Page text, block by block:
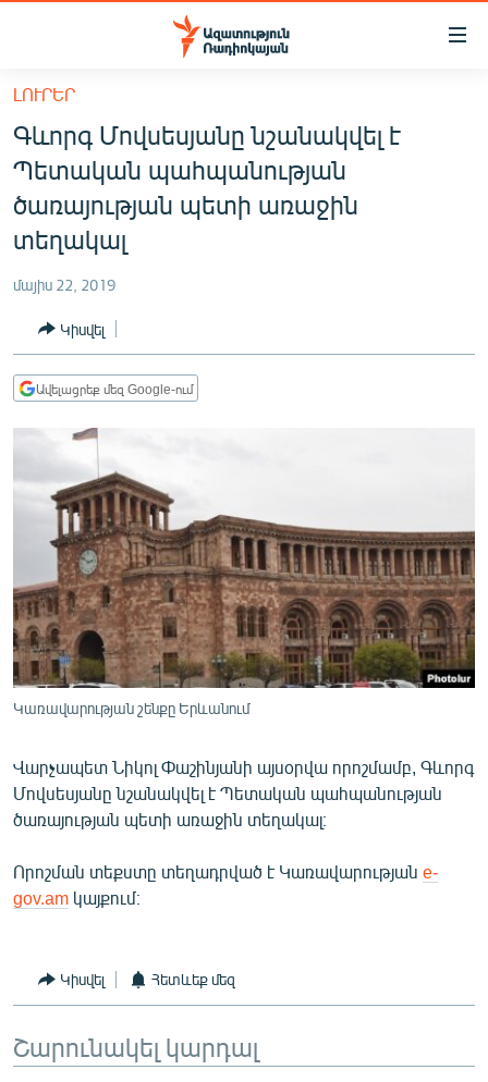
Մատչելիության
հիմնական
բովանդակությանը
Անցնել
հիմնական
մենյուին
Որոնում
ՀԱՅԱՍՏԱՆ
ՔԱՂԱՔԱԿԱՆ
ԸՆՏՐՈՒԹՅՈՒՆՆԵՐ 2026
ՏՆՏԵՍՈՒԹՅՈՒՆ
ՂԱՐԱԲԱՂ
ՊԱՏԵՐԱԶՄԻ 6 ՇԱԲԱԹՆԵՐԸ
ՏԱՐԱԾԱՇՐՋԱՆ
ՄԻՋԱԶԳԱՅԻՆ
ՄՇԱԿՈՒՅԹ
ՍՊՈՐՏ
ՄԵԿՆԱԲԱՆՈՒԹՅՈՒՆ
ՏՏ ԵՒ ԻՆՏԵՐՆԵՏ
ԿՈՐՈՆԱՎԻՐՈՒՍ
ՏԵՍԱՆՅՈՒԹԵՐ
ԲԱՆԱՎԵՃ
ՓՈԴՔԱՍԹ
English
Русский
ԼՈՒՐԵՐ
Գևորգ Մովսեսյանը նշանակվել է
Պետական պահպանության
ծառայության պետի առաջին
տեղակալ
մայիս 22, 2019
Կիսվել
Ավելացրեք մեզ Google-ում
Կառավարության շենքը Երևանում
Վարչապետ Նիկոլ Փաշինյանի այսօրվա որոշմամբ, Գևորգ
Մովսեսյանը նշանակվել է Պետական պահպանության
ծառայության պետի առաջին տեղակալ։
Որոշման տեքստը տեղադրված է Կառավարության e-
gov.am կայքում։
Կիսվել Հետևեք մեզ
Շարունակել կարդալ